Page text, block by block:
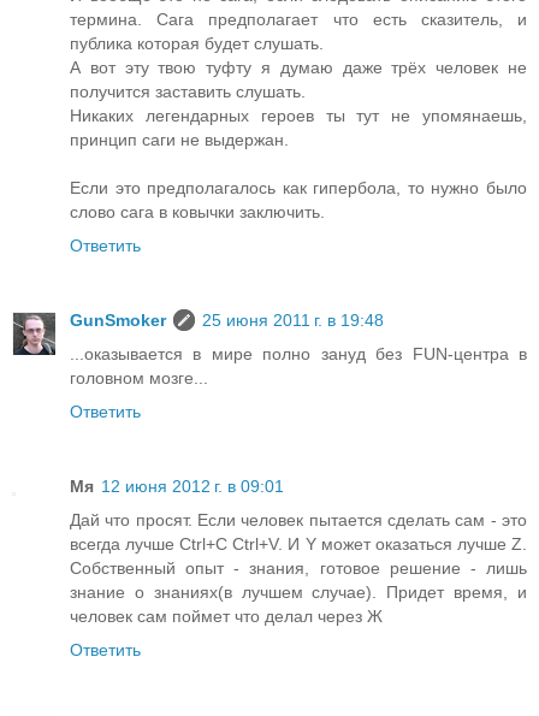
термина. Сага предполагает что есть сказитель, и
публика которая будет слушать.
А вот эту твою туфту я думаю даже трёх человек не
получится заставить слушать.
Никаких легендарных героев ты тут не упомянаешь,
принцип саги не выдержан.
Если это предполагалось как гипербола, то нужно было
слово сага в ковычки заключить.
Ответить
GunSmoker
25 июня 2011 г. в 19:48
...оказывается в мире полно зануд без FUN-центра в
головном мозге...
Ответить
Мя 12 июня 2012 г. в 09:01
Дай что просят. Если человек пытается сделать сам - это
всегда лучше Ctrl+C Ctrl+V. И Y может оказаться лучше Z.
Собственный опыт - знания, готовое решение - лишь
знание о знаниях(в лучшем случае). Придет время, и
человек сам поймет что делал через Ж
Ответить